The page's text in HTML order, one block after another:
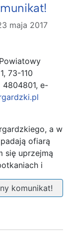
maja 2017
73-110
e-
a w
ofiarą
się uprzejmą
i
komunikat!